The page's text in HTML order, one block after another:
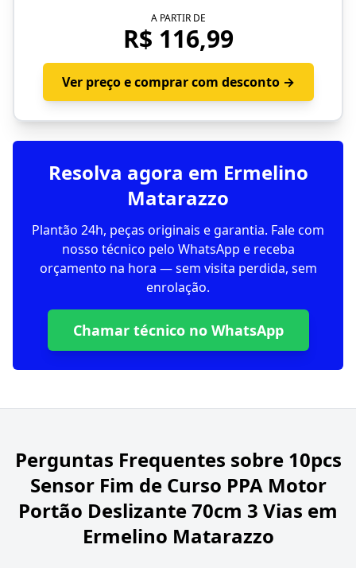
A PARTIR DE
R$ 116,99
Ver preço e comprar com desconto →
Resolva agora em Ermelino
Matarazzo
Plantão 24h, peças originais e garantia. Fale com
nosso técnico pelo WhatsApp e receba
orçamento na hora — sem visita perdida, sem
enrolação.
Chamar técnico no WhatsApp
Perguntas Frequentes sobre 10pcs
Sensor Fim de Curso PPA Motor
Portão Deslizante 70cm 3 Vias em
Ermelino Matarazzo